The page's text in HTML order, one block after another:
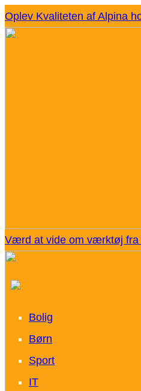
Oplev Kvaliteten af Alpina
Værd at vide om værktøj fra
Bolig
Børn
Sport
IT